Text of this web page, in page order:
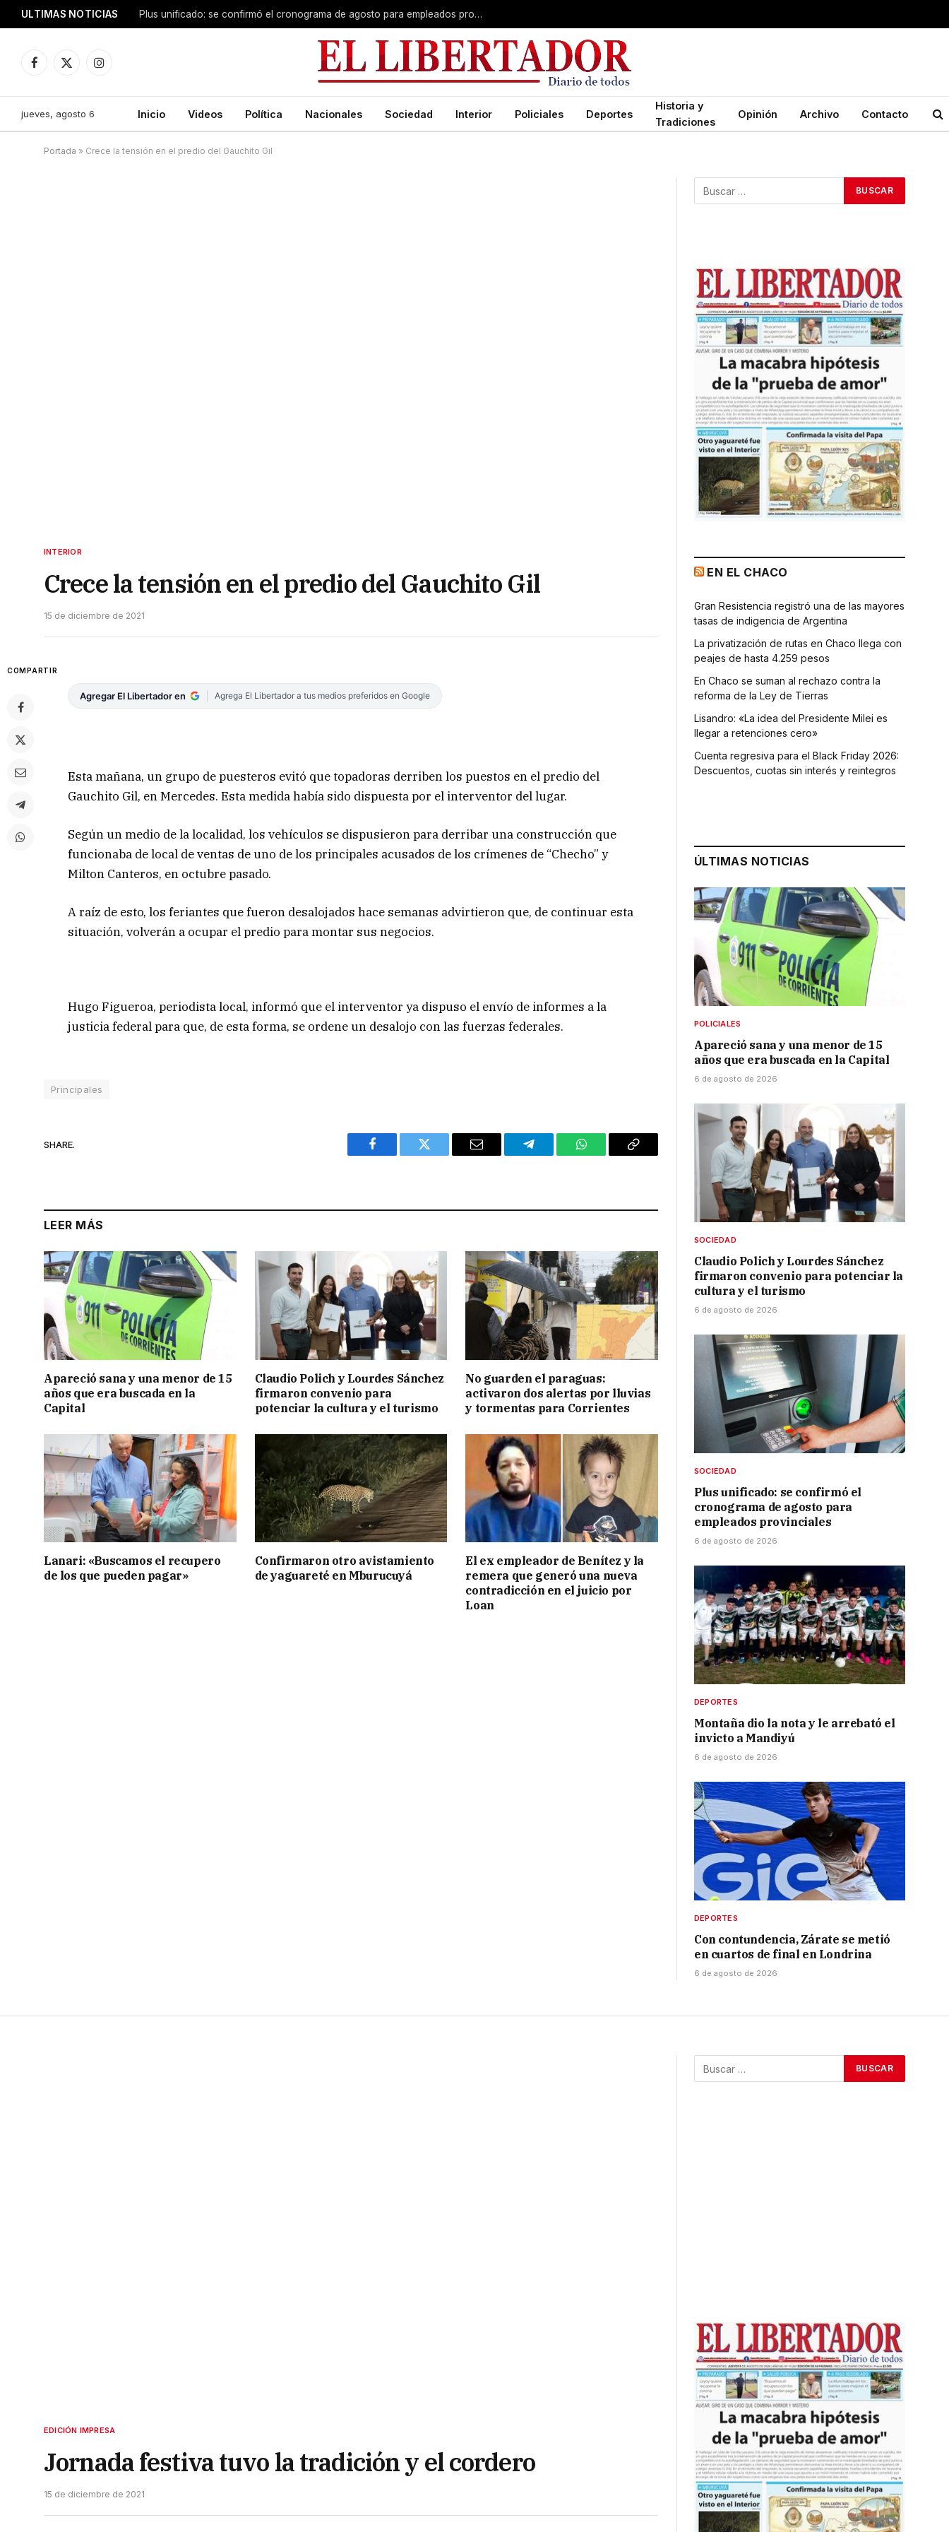
ULTIMAS NOTICIAS Plus unificado: se confirmó el cronograma de agosto para empleados provinciales
Facebook
X
Instagram
jueves, agosto 6 Inicio Videos Política Nacionales Sociedad Interior Policiales Deportes
Historia y
Tradiciones
Opinión Archivo Contacto
Portada » Crece la tensión en el predio del Gauchito Gil
INTERIOR
Crece la tensión en el predio del Gauchito Gil
15 de diciembre de 2021
COMPARTIR
Agregar El Libertador en Agrega El Libertador a tus medios preferidos en Google
Esta mañana, un grupo de puesteros evitó que topadoras derriben los puestos en el predio del
Gauchito Gil, en Mercedes. Esta medida había sido dispuesta por el interventor del lugar.
Según un medio de la localidad, los vehículos se dispusieron para derribar una construcción que
funcionaba de local de ventas de uno de los principales acusados de los crímenes de “Checho” y
Milton Canteros, en octubre pasado.
A raíz de esto, los feriantes que fueron desalojados hace semanas advirtieron que, de continuar esta
situación, volverán a ocupar el predio para montar sus negocios.
Hugo Figueroa, periodista local, informó que el interventor ya dispuso el envío de informes a la
justicia federal para que, de esta forma, se ordene un desalojo con las fuerzas federales.
Principales
SHARE.
Facebook Twitter Email Telegram WhatsAppCopy
LEER MÁS
Apareció sana y una menor de 15
años que era buscada en la
Capital
Claudio Polich y Lourdes Sánchez
firmaron convenio para
potenciar la cultura y el turismo
No guarden el paraguas:
activaron dos alertas por lluvias
y tormentas para Corrientes
Lanari: «Buscamos el recupero
de los que pueden pagar»
Confirmaron otro avistamiento
de yaguareté en Mburucuyá
El ex empleador de Benítez y la
remera que generó una nueva
contradicción en el juicio por
Loan
EN EL CHACO
Gran Resistencia registró una de las mayores
tasas de indigencia de Argentina
La privatización de rutas en Chaco llega con
peajes de hasta 4.259 pesos
En Chaco se suman al rechazo contra la
reforma de la Ley de Tierras
Lisandro: «La idea del Presidente Milei es
llegar a retenciones cero»
Cuenta regresiva para el Black Friday 2026:
Descuentos, cuotas sin interés y reintegros
ÚLTIMAS NOTICIAS
POLICIALES
Apareció sana y una menor de 15
años que era buscada en la Capital
6 de agosto de 2026
SOCIEDAD
Claudio Polich y Lourdes Sánchez
firmaron convenio para potenciar la
cultura y el turismo
6 de agosto de 2026
SOCIEDAD
Plus unificado: se confirmó el
cronograma de agosto para
empleados provinciales
6 de agosto de 2026
DEPORTES
Montaña dio la nota y le arrebató el
invicto a Mandiyú
6 de agosto de 2026
DEPORTES
Con contundencia, Zárate se metió
en cuartos de final en Londrina
6 de agosto de 2026
EDICIÓN IMPRESA
Jornada festiva tuvo la tradición y el cordero
15 de diciembre de 2021